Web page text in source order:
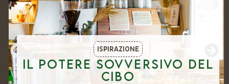
ISPIRAZIONE
Il potere sovversivo del
cibo